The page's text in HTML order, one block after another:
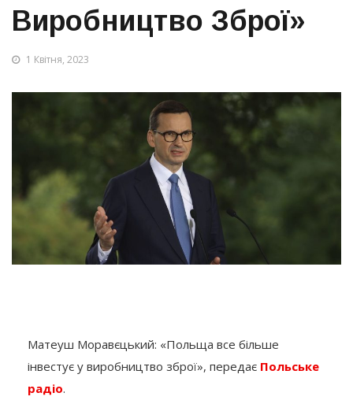
Виробництво Зброї»
1 Квітня, 2023
Матеуш Моравєцький: «Польща все більше
інвестує у виробництво зброї», передає Польське
радіо.